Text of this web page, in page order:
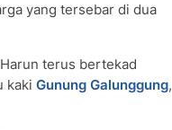
yang tersebar di dua
terus bertekad
kaki Gunung Galunggung,